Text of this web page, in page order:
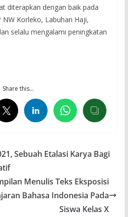
diterapkan dengan baik pada
NW Korleko, Labuhan Haji,
selalu mengalami peningkatan
Share this…
Sebuah Etalasi Karya Bagi
Menulis Teks Eksposisi
Bahasa Indonesia Pada
Siswa Kelas X